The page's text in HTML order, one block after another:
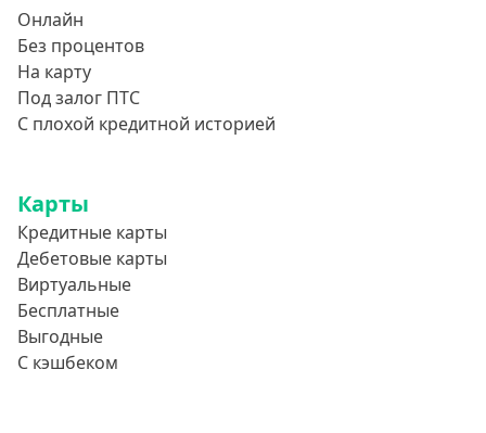
900000 руб
950000 руб
Целевые
Строительство дома
Газификацию
Лечение
Стоматология
Неотложные нужды
Образование
Онлайн
Без процентов
На карту
Под залог ПТС
С плохой кредитной историей
Карты
Кредитные карты
Дебетовые карты
Виртуальные
Бесплатные
Выгодные
С кэшбеком